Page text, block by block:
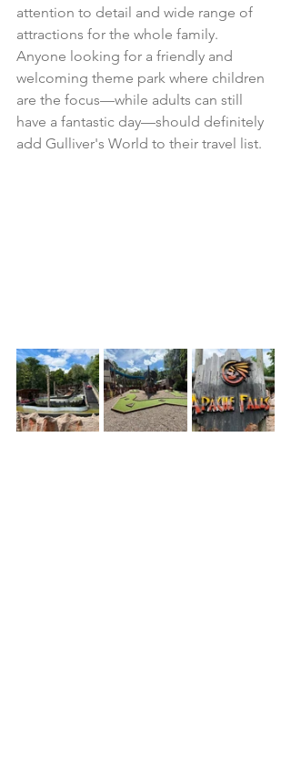
attention to detail and wide range of
attractions for the whole family.
Anyone looking for a friendly and
welcoming theme park where children
are the focus—while adults can still
have a fantastic day—should definitely
add Gulliver's World to their travel list.